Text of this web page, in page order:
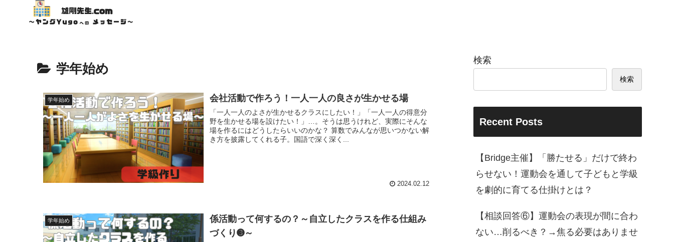
学年始め
学年始め 会社活動で作ろう！一人一人の良さが生かせる場
「一人一人のよさが生かせるクラスにしたい！」「一人一人の得意分
野を生かせる場を設けたい！」…。そうは思うけれど、実際にそんな
場を作るにはどうしたらいいのかな？ 算数でみんなが思いつかない解
き方を披露してくれる子。国語で深く深く...
2024.02.12
学年始め
係活動って何するの？～自立したクラスを作る仕組み
づくり➌～
検索
検索
Recent Posts
【Bridge主催】「勝たせる」だけで終わ
らせない！運動会を通して子どもと学級
を劇的に育てる仕掛けとは？
【相談回答⑥】運動会の表現が間に合わ
ない…削るべき？→焦る必要はありませ